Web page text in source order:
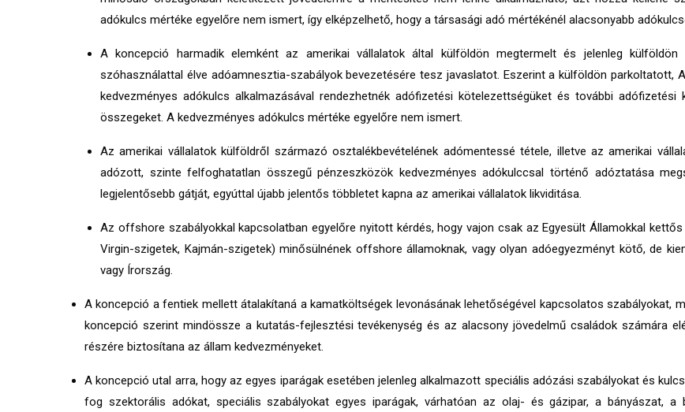
adókulcs mértéke egyelőre nem ismert, így elképzelhető, hogy a társasági adó mértékénél alacsonyabb
A koncepció harmadik elemként az amerikai vállalatok által külföldön megtermelt és jelenleg
szóhasználattal élve adóamnesztia-szabályok bevezetésére tesz javaslatot. Eszerint a külföldön parkoltatott,
kedvezményes adókulcs alkalmazásával rendezhetnék adófizetési kötelezettségüket és további
összegeket. A kedvezményes adókulcs mértéke egyelőre nem ismert.
Az amerikai vállalatok külföldről származó osztalékbevételének adómentessé tétele, illetve az amerikai
adózott, szinte felfoghatatlan összegű pénzeszközök kedvezményes adókulccsal történő adóztatása
legjelentősebb gátját, egyúttal újabb jelentős többletet kapna az amerikai vállalatok likviditása.
Az offshore szabályokkal kapcsolatban egyelőre nyitott kérdés, hogy vajon csak az Egyesült Államokkal
Virgin-szigetek, Kajmán-szigetek) minősülnének offshore államoknak, vagy olyan adóegyezményt kötő, de
vagy Írország.
A koncepció a fentiek mellett átalakítaná a kamatköltségek levonásának lehetőségével kapcsolatos szabályokat,
koncepció szerint mindössze a kutatás-fejlesztési tevékenység és az alacsony jövedelmű családok számára
részére biztosítana az állam kedvezményeket.
A koncepció utal arra, hogy az egyes iparágak esetében jelenleg alkalmazott speciális adózási szabályokat és
fog szektorális adókat, speciális szabályokat egyes iparágak, várhatóan az olaj- és gázipar, a bányászat,